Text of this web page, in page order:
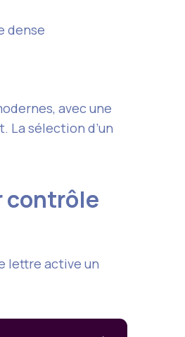
dense
avec une
La sélection d’un
contrôle
lettre active un